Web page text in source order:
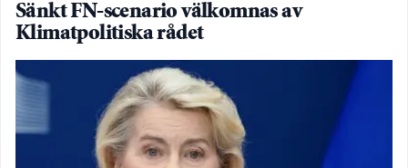
Sänkt FN-scenario välkomnas av
Klimatpolitiska rådet